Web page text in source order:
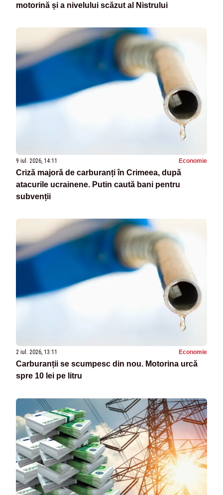
motorină și a nivelului scăzut al Nistrului
9 iul. 2026, 14:11 Economie
Criză majoră de carburanți în Crimeea, după
atacurile ucrainene. Putin caută bani pentru
subvenții
2 iul. 2026, 13:11 Economie
Carburanții se scumpesc din nou. Motorina urcă
spre 10 lei pe litru